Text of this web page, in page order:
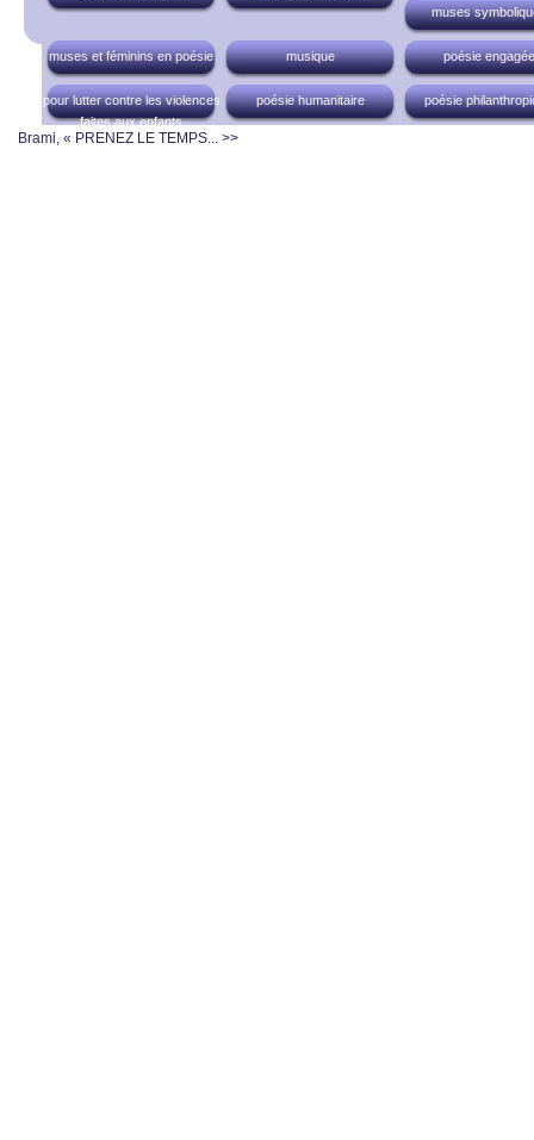
muses
muses et féminins en poésie musique poésie engagée
pour lutter contre les violences
faites aux enfants
poésie humanitaire poésie
Brami, « PRENEZ LE TEMPS... >>